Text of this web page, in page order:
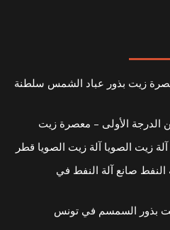
زيت بذور عباد الشمس سلطنة
الدرجة الأولى – معصرة زيت
زيت الصويا آلة زيت الصويا قطر
النفط صانع آلة النفط في
بذور السمسم في تونس